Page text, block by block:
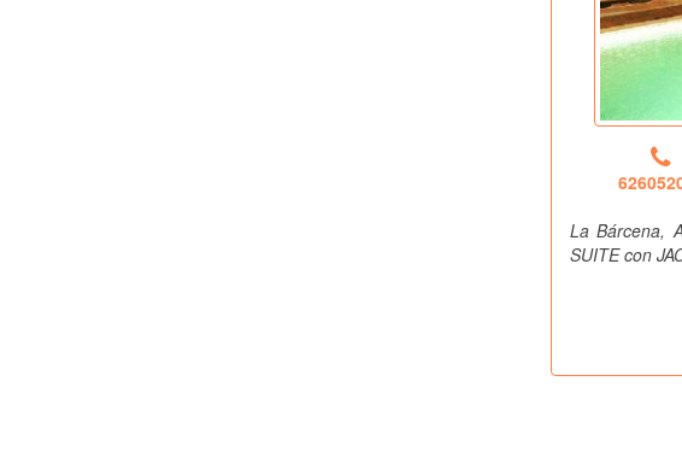
La Bárcena,
SUITE con